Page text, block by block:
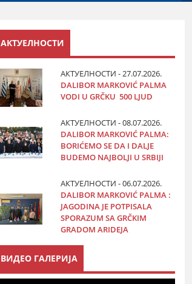
АКТУЕЛНОСТИ
АКТУЕЛНОСТИ - 27.07.2026.
DALIBOR MARKOVIĆ PALMA
VODI U GRČKU 500 LJUD
АКТУЕЛНОСТИ - 08.07.2026.
DALIBOR MARKOVIĆ PALMA:
BORIĆEMO SE DA I DALJE
BUDEMO NAJBOLJI U SRBIJI
АКТУЕЛНОСТИ - 06.07.2026.
DALIBOR MARKOVIĆ PALMA :
JAGODINA JE POTPISALA
SPORAZUM SA GRČKIM
GRADOM ARIDEJA
ВИДЕО ГАЛЕРИЈА